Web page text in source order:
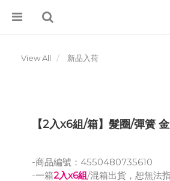
View All 新品入荷
【2入x6組/箱】髮圈/彈簧
-商品編號：4550480735610
-一箱2入x6組/混箱出貨，恕無法